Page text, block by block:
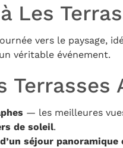
Les
vers le paysage,
véritable événement.
— les meilleures
de soleil.
séjour